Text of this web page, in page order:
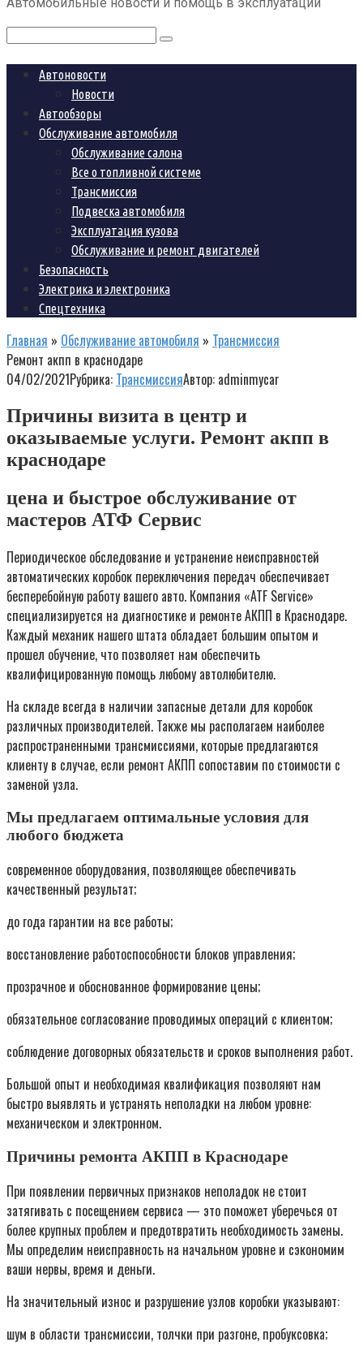
Поиск:
Автоновости
Новости
Автообзоры
Обслуживание автомобиля
Обслуживание салона
Все о топливной системе
Трансмиссия
Подвеска автомобиля
Эксплуатация кузова
Обслуживание и ремонт двигателей
Безопасность
Электрика и электроника
Спецтехника
Главная » Обслуживание автомобиля » Трансмиссия
Ремонт акпп в краснодаре
04/02/2021Рубрика: ТрансмиссияАвтор: adminmycar
Причины визита в центр и
оказываемые услуги. Ремонт акпп в
краснодаре
цена и быстрое обслуживание от
мастеров АТФ Сервис
Периодическое обследование и устранение неисправностей
автоматических коробок переключения передач обеспечивает
бесперебойную работу вашего авто. Компания «ATF Service»
специализируется на диагностике и ремонте АКПП в Краснодаре.
Каждый механик нашего штата обладает большим опытом и
прошел обучение, что позволяет нам обеспечить
квалифицированную помощь любому автолюбителю.
На складе всегда в наличии запасные детали для коробок
различных производителей. Также мы располагаем наиболее
распространенными трансмиссиями, которые предлагаются
клиенту в случае, если ремонт АКПП сопоставим по стоимости с
заменой узла.
Мы предлагаем оптимальные условия для
любого бюджета
современное оборудования, позволяющее обеспечивать
качественный результат;
до года гарантии на все работы;
восстановление работоспособности блоков управления;
прозрачное и обоснованное формирование цены;
обязательное согласование проводимых операций с клиентом;
соблюдение договорных обязательств и сроков выполнения работ.
Большой опыт и необходимая квалификация позволяют нам
быстро выявлять и устранять неполадки на любом уровне:
механическом и электронном.
Причины ремонта АКПП в Краснодаре
При появлении первичных признаков неполадок не стоит
затягивать с посещением сервиса — это поможет уберечься от
более крупных проблем и предотвратить необходимость замены.
Мы определим неисправность на начальном уровне и сэкономим
ваши нервы, время и деньги.
На значительный износ и разрушение узлов коробки указывают:
шум в области трансмиссии, толчки при разгоне, пробуксовка;